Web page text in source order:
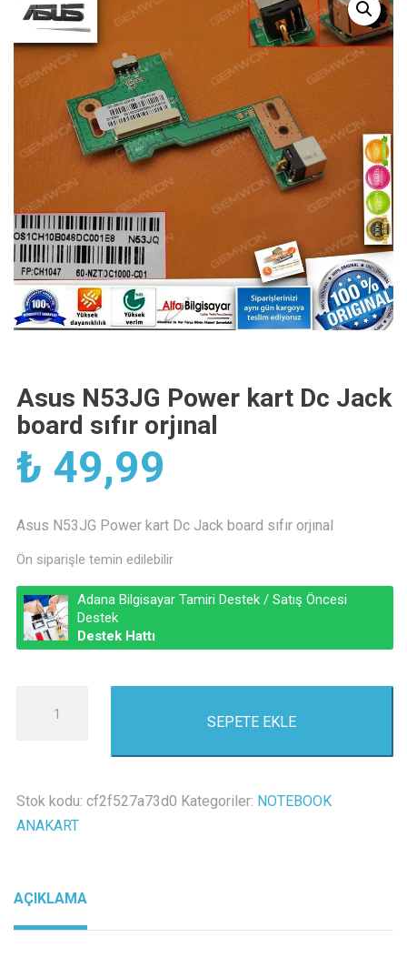
Asus N53JG Power kart Dc Jack
board sıfır orjınal
₺ 49,99
Asus N53JG Power kart Dc Jack board sıfır orjınal
Ön siparişle temin edilebilir
Adana Bilgisayar Tamiri Destek / Satış Öncesi
Destek
Destek Hattı
N53JG
Dc
Jack
orjınal
SEPETE EKLE
Stok kodu: cf2f527a73d0 Kategoriler: NOTEBOOK
ANAKART
AÇIKLAMA